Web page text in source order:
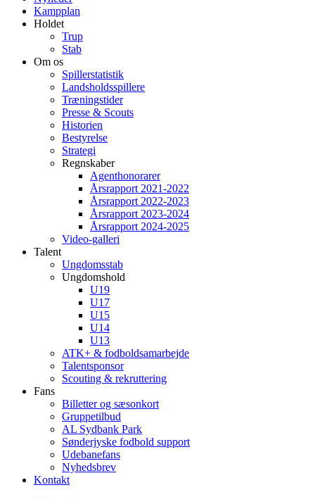
Kampplan
Holdet
Trup
Stab
Om os
Spillerstatistik
Landsholdsspillere
Træningstider
Presse & Scouts
Historien
Bestyrelse
Strategi
Regnskaber
Agenthonorarer
Årsrapport 2021-2022
Årsrapport 2022-2023
Årsrapport 2023-2024
Årsrapport 2024-2025
Video-galleri
Talent
Ungdomsstab
Ungdomshold
U19
U17
U15
U14
U13
ATK+ & fodboldsamarbejde
Talentsponsor
Scouting & rekruttering
Fans
Billetter og sæsonkort
Gruppetilbud
AL Sydbank Park
Sønderjyske fodbold support
Udebanefans
Nyhedsbrev
Kontakt